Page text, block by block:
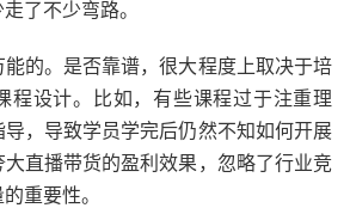
了不少弯路。
的。是否靠谱，很大程度上取决于培
程设计。比如，有些课程过于注重理
，导致学员学完后仍然不知如何开展
直播带货的盈利效果，忽略了行业竞
重要性。